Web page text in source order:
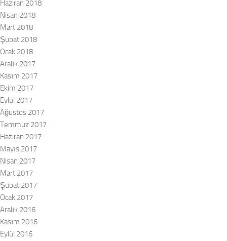
Haziran 2018
Nisan 2018
Mart 2018
Şubat 2018
Ocak 2018
Aralık 2017
Kasım 2017
Ekim 2017
Eylül 2017
Ağustos 2017
Temmuz 2017
Haziran 2017
Mayıs 2017
Nisan 2017
Mart 2017
Şubat 2017
Ocak 2017
Aralık 2016
Kasım 2016
Eylül 2016